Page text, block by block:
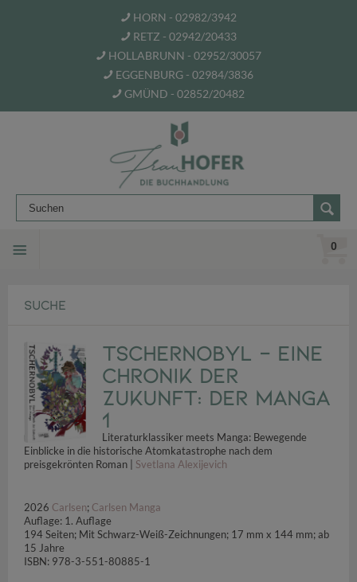
HORN - 02982/3942
RETZ - 02942/20433
HOLLABRUNN - 02952/30057
EGGENBURG - 02984/3836
GMÜND - 02852/20482
0
SUCHE
Tschernobyl - Eine
Chronik der
Zukunft: Der Manga
1
Literaturklassiker meets Manga: Bewegende
Einblicke in die historische Atomkatastrophe nach dem
preisgekrönten Roman | Svetlana Alexijevich
2026 Carlsen; Carlsen Manga
Auflage: 1. Auflage
194 Seiten; Mit Schwarz-Weiß-Zeichnungen; 17 mm x 144 mm; ab
15 Jahre
ISBN: 978-3-551-80885-1